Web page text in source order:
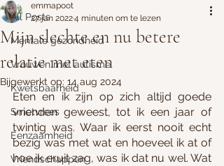
All Posts
Mentale gezondheid
Vrouwen met autisme
Kwetsbaarheid
Smetvrees
Eenzaamheid
Vriendschappen
Mijn slechte en nu betere
relatie met eten
emmapoot
27 jan 20224 minuten om te lezen
Bijgewerkt op: 14 aug 2024
Eten en ik zijn op zich altijd goede
vrienden geweest, tot ik een jaar of
twintig was. Waar ik eerst nooit echt
bezig was met wat en hoeveel ik at of
hoe ik eruit zag, was ik dat nu wel. Wat